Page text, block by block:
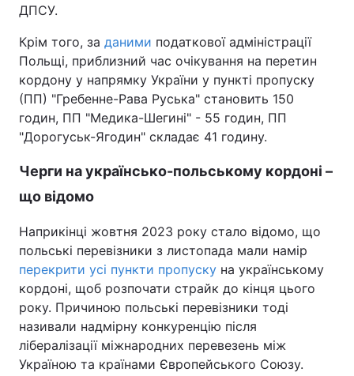
ДПСУ.
Крім того, за даними податкової адміністрації
Польщі, приблизний час очікування на перетин
кордону у напрямку України у пункті пропуску
(ПП) "Гребенне-Рава Руська" становить 150
годин, ПП "Медика-Шегині" - 55 годин, ПП
"Дорогуськ-Ягодин" складає 41 годину.
Черги на українсько-польському кордоні –
що відомо
Наприкінці жовтня 2023 року стало відомо, що
польські перевізники з листопада мали намір
перекрити усі пункти пропуску на українському
кордоні, щоб розпочати страйк до кінця цього
року. Причиною польські перевізники тоді
називали надмірну конкуренцію після
лібералізації міжнародних перевезень між
Україною та країнами Європейського Союзу.